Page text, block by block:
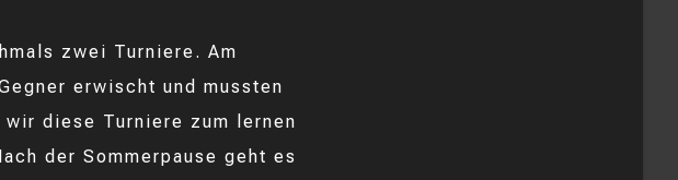
zwei Turniere. Am
erwischt und mussten
diese Turniere zum lernen
der Sommerpause geht es